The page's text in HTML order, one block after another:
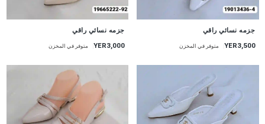
جزمه نسائي راقي
YER3,500 متوفر في المخزن
جزمه نسائي راقي
YER3,000 متوفر في المخزن